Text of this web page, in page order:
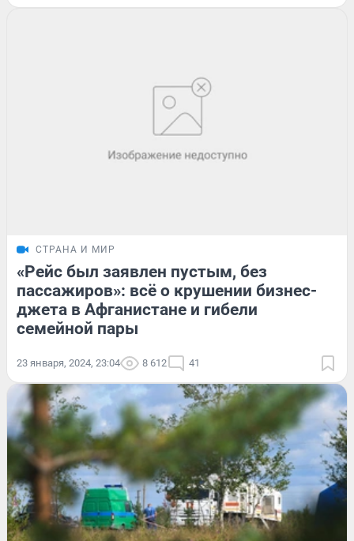
СТРАНА И МИР
«Рейс был заявлен пустым, без
пассажиров»: всё о крушении бизнес-
джета в Афганистане и гибели
семейной пары
23 января, 2024, 23:04 8 612 41